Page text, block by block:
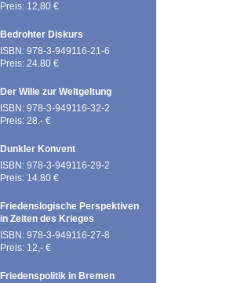
Preis: 12,80 €
Bedrohter Diskurs
ISBN: 978-3-949116-21-6
Preis: 24.80 €
Der Wille zur Weltgeltung
ISBN: 978-3-949116-32-2
Preis: 28.- €
Dunkler Konvent
ISBN: 978-3-949116-29-2
Preis: 14.80 €
Friedenslogische Perspektiven
in Zeiten des Krieges
ISBN: 978-3-949116-27-8
Preis: 12,- €
Friedenspolitik in Bremen